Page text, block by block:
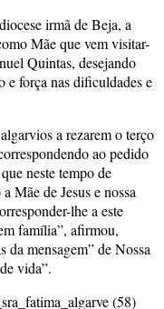
irmã de Beja, a
Mãe que vem visitar-
Quintas, desejando
e força nas dificuldades e
a rezarem o terço
ao pedido
neste tempo de
Mãe de Jesus e nossa
lhe a este
família”, afirmou,
da mensagem” de Nossa
vida”.